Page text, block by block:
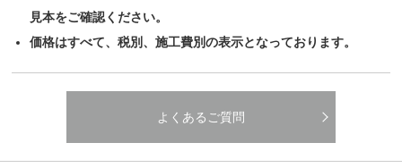
見本をご確認ください。
価格はすべて、税別、施工費別の表示となっております。
よくあるご質問